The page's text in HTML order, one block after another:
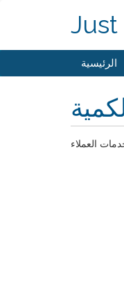
Just
الرئيسية
العملاء